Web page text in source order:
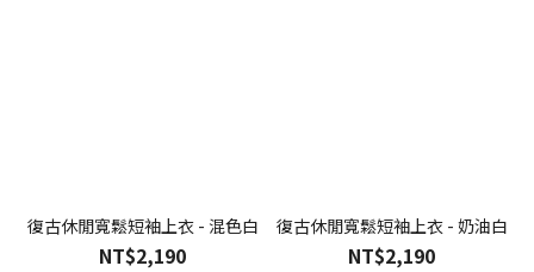
復古休閒寬鬆短袖上衣 - 混色白
NT$2,190
復古休閒寬鬆短袖上衣 - 奶油白
NT$2,190